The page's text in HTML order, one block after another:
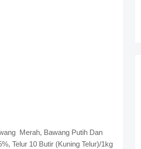
Merah, Bawang Putih Dan
Telur 10 Butir (Kuning Telur)/1kg